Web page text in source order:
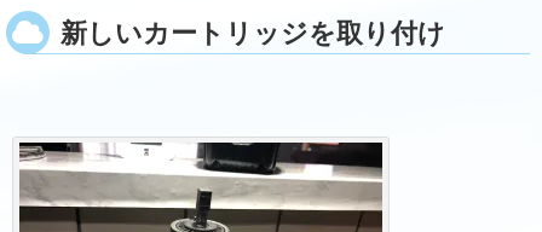
新しいカートリッジを取り付け